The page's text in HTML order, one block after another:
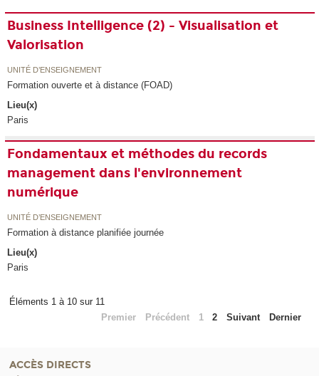
Business Intelligence (2) - Visualisation et
Valorisation
UNITÉ D’ENSEIGNEMENT
Formation ouverte et à distance (FOAD)
Lieu(x)
Paris
Fondamentaux et méthodes du records
management dans l'environnement
numérique
UNITÉ D’ENSEIGNEMENT
Formation à distance planifiée journée
Lieu(x)
Paris
Éléments 1 à 10 sur 11
Premier
Précédent 1 2 Suivant Dernier
ACCÈS DIRECTS